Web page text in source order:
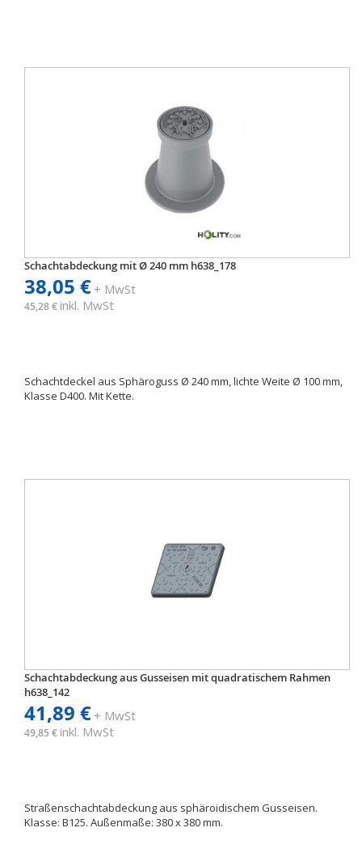
Schachtabdeckung mit Ø 240 mm h638_178
38,05 €+ MwSt
45,28 € inkl. MwSt
Schachtdeckel aus Sphäroguss Ø 240 mm, lichte Weite Ø 100 mm,
Klasse D400. Mit Kette.
Schachtabdeckung aus Gusseisen mit quadratischem Rahmen
h638_142
41,89 €+ MwSt
49,85 € inkl. MwSt
Straßenschachtabdeckung aus sphäroidischem Gusseisen.
Klasse: B125. Außenmaße: 380 x 380 mm.